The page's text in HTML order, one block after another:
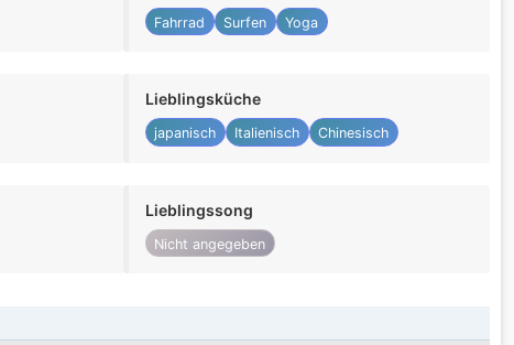
Fahrrad Surfen Yoga
Lieblingsküche
japanisch Italienisch Chinesisch
Lieblingssong
Nicht angegeben